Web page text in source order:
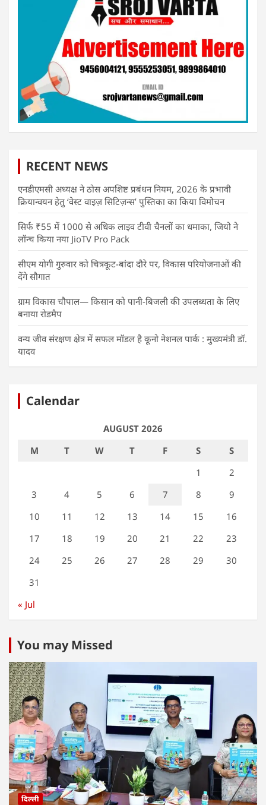
RECENT NEWS
एनडीएमसी अध्यक्ष ने ठोस अपशिष्ट प्रबंधन नियम, 2026 के प्रभावी
क्रियान्वयन हेतु ‘वेस्ट वाइज़ सिटिज़न्स’ पुस्तिका का किया विमोचन
सिर्फ ₹55 में 1000 से अधिक लाइव टीवी चैनलों का धमाका, जियो ने
लॉन्च किया नया JioTV Pro Pack
सीएम योगी गुरुवार को चित्रकूट-बांदा दौरे पर, विकास परियोजनाओं की
देंगे सौगात
ग्राम विकास चौपाल— किसान को पानी-बिजली की उपलब्धता के लिए
बनाया रोडमैप
वन्य जीव संरक्षण क्षेत्र में सफल मॉडल है कूनो नेशनल पार्क : मुख्यमंत्री डॉ.
यादव
Calendar
AUGUST 2026
M
T W T F S
S
1
2
3
4 5 6 7 8
9
10
11 12 13 14 15
16
17
18 19 20 21 22
23
24
25 26 27 28 29
30
31
« Jul
You may Missed
दिल्ली